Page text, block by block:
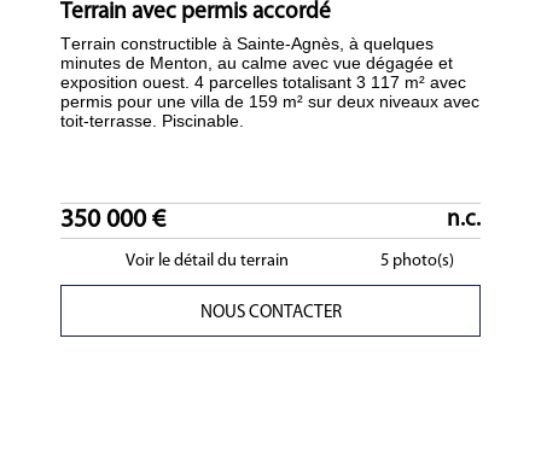
Terrain avec permis accordé
Terrain constructible à Sainte-Agnès, à quelques
minutes de Menton, au calme avec vue dégagée et
exposition ouest. 4 parcelles totalisant 3 117 m² avec
permis pour une villa de 159 m² sur deux niveaux avec
toit-terrasse. Piscinable.
350 000 € n.c.
Voir le détail du terrain 5 photo(s)
NOUS CONTACTER